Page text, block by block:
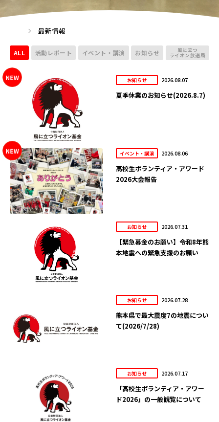
最新情報
ALL 活動レポート イベント・講演 お知らせ 風に立つ
ライオン放送局
お知らせ 2026.08.07
夏季休業のお知らせ(2026.8.7)
イベント・講演 2026.08.06
高校生ボランティア・アワード
2026大会報告
お知らせ 2026.07.31
【緊急募金のお願い】令和8年熊
本地震への緊急支援のお願い
お知らせ 2026.07.28
熊本県で最大震度7の地震につい
て(2026/7/28)
お知らせ 2026.07.17
「高校生ボランティア・アワー
ド2026」の一般観覧について